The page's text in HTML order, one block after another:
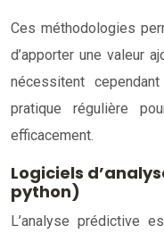
Ces méthodologies
d’apporter une valeur
nécessitent
pratique régulière
efficacement.
Logiciels
python)
L’analyse prédictive